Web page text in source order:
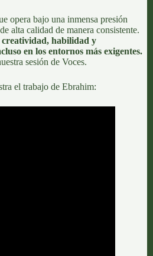
opera bajo una inmensa presión
alta calidad de manera consistente.
creatividad, habilidad y
en los entornos más exigentes.
sesión de Voces.
el trabajo de Ebrahim: